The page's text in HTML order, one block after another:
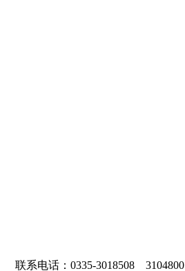
系电话：0335-3018508 3104800